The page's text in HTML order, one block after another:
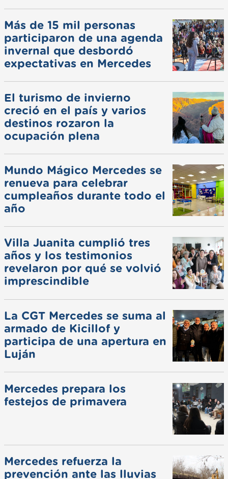
Más de 15 mil personas
participaron de una agenda
invernal que desbordó
expectativas en Mercedes
El turismo de invierno
creció en el país y varios
destinos rozaron la
ocupación plena
Mundo Mágico Mercedes se
renueva para celebrar
cumpleaños durante todo el
año
Villa Juanita cumplió tres
años y los testimonios
revelaron por qué se volvió
imprescindible
La CGT Mercedes se suma al
armado de Kicillof y
participa de una apertura en
Luján
Mercedes prepara los
festejos de primavera
Mercedes refuerza la
prevención ante las lluvias